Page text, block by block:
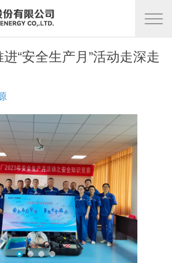
进“安全生产月”活动走深走